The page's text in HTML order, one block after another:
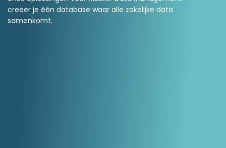
creëer je één database waar alle zakelijke data
samenkomt.